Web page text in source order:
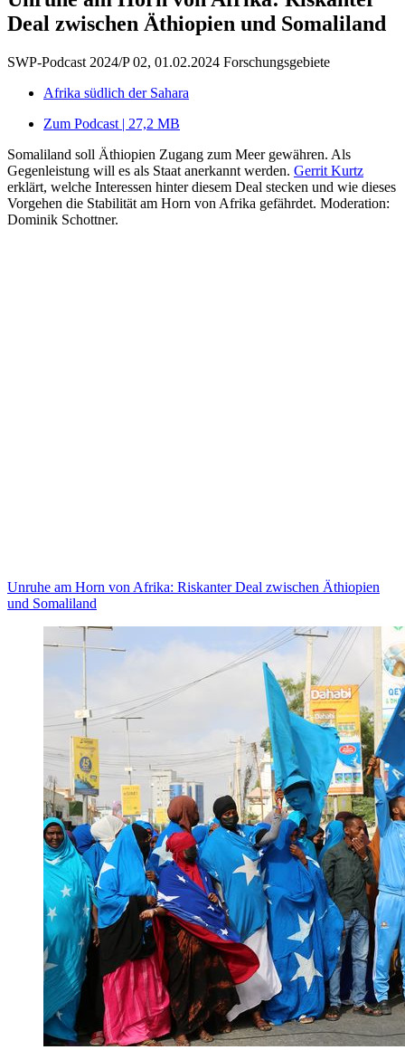
Deal zwischen Äthiopien und Somaliland
SWP-Podcast 2024/P 02, 01.02.2024 Forschungsgebiete
Afrika südlich der Sahara
Zum Podcast | 27,2 MB
Somaliland soll Äthiopien Zugang zum Meer gewähren. Als
Gegenleistung will es als Staat anerkannt werden. Gerrit Kurtz
erklärt, welche Interessen hinter diesem Deal stecken und wie dieses
Vorgehen die Stabilität am Horn von Afrika gefährdet. Moderation:
Dominik Schottner.
Unruhe am Horn von Afrika: Riskanter Deal zwischen Äthiopien
und Somaliland